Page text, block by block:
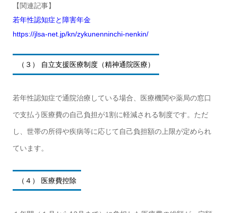
【関連記事】
若年性認知症と障害年金
https://jlsa-net.jp/kn/zykunenninchi-nenkin/
（３） 自立支援医療制度（精神通院医療）
若年性認知症で通院治療している場合、医療機関や薬局の窓口
で支払う医療費の自己負担が1割に軽減される制度です。ただ
し、世帯の所得や疾病等に応じて自己負担額の上限が定められ
ています。
（４） 医療費控除